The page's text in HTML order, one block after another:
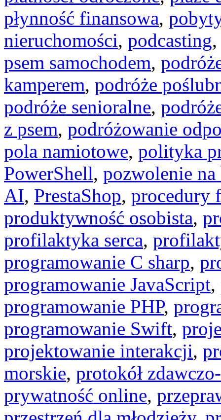
płynność finansowa,
nieruchomości, podcasting
psem samochodem,
kamperem, podróże
podróże senioralne,
z psem, podróżowanie
pola namiotowe, polityka
PowerShell, pozwolenie
AI, PrestaShop, procedury
produktywność osobista,
profilaktyka serca,
programowanie C sharp,
programowanie JavaScript,
programowanie PHP,
programowanie Swift,
projektowanie interakcji,
morskie, protokół
prywatność online,